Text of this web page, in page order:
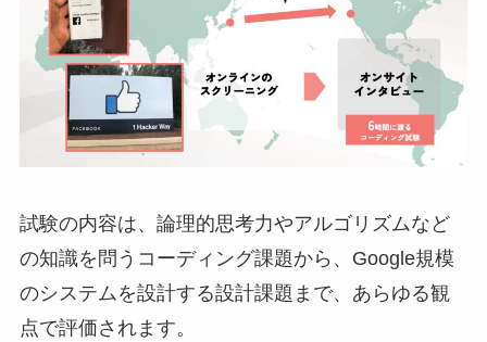
試験の内容は、論理的思考力やアルゴリズムなど
の知識を問うコーディング課題から、Google規模
のシステムを設計する設計課題まで、あらゆる観
点で評価されます。